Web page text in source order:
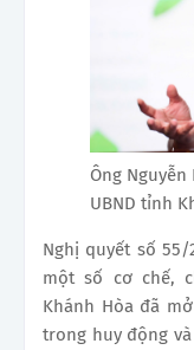
Ông
UBND tỉnh
Nghị quyết số 55/
một số cơ chế,
Khánh Hòa đã
trong huy động